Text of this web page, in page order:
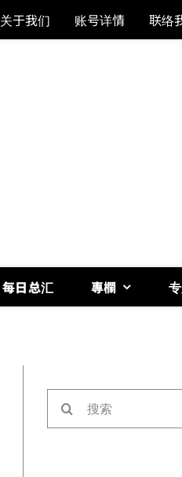
关于我们 账号详情 联络
每日总汇 專欄
索：